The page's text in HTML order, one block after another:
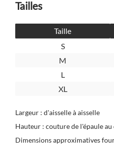
Tailles
Taille
S
M
L
XL
Largeur : d'aisselle à aisselle
Hauteur : couture de l'épaule
Dimensions approximatives